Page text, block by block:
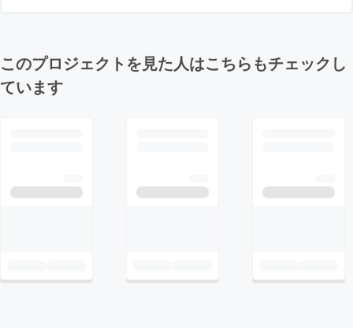
このプロジェクトを見た人はこちらもチェックし
ています